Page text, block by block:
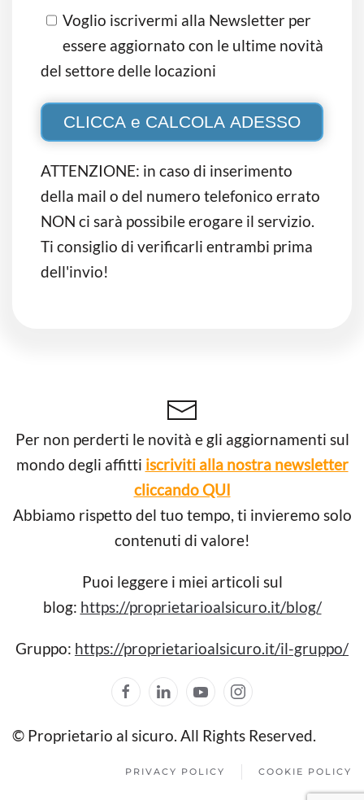
Voglio iscrivermi alla Newsletter per
essere aggiornato con le ultime novità
del settore delle locazioni
ATTENZIONE: in caso di inserimento
della mail o del numero telefonico errato
NON ci sarà possibile erogare il servizio.
Ti consiglio di verificarli entrambi prima
dell'invio!
Per non perderti le novità e gli aggiornamenti sul
mondo degli affitti iscriviti alla nostra newsletter
cliccando QUI
Abbiamo rispetto del tuo tempo, ti invieremo solo
contenuti di valore!
Puoi leggere i miei articoli sul
blog: https://proprietarioalsicuro.it/blog/
Gruppo: https://proprietarioalsicuro.it/il-gruppo/
© Proprietario al sicuro. All Rights Reserved.
PRIVACY POLICY COOKIE POLICY